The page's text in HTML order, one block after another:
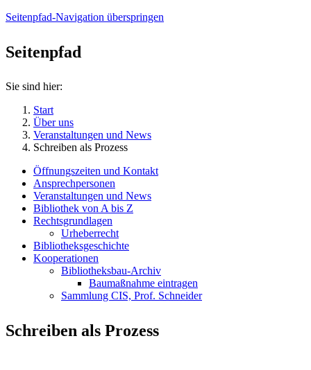
Seitenpfad-Navigation überspringen
Seitenpfad
Sie sind hier:
Start
Über uns
Veranstaltungen und News
Schreiben als Prozess
Öffnungszeiten und Kontakt
Ansprechpersonen
Veranstaltungen und News
Bibliothek von A bis Z
Rechtsgrundlagen
Urheberrecht
Bibliotheksgeschichte
Kooperationen
Bibliotheksbau-Archiv
Baumaßnahme eintragen
Sammlung CIS, Prof. Schneider
Schreiben als Prozess